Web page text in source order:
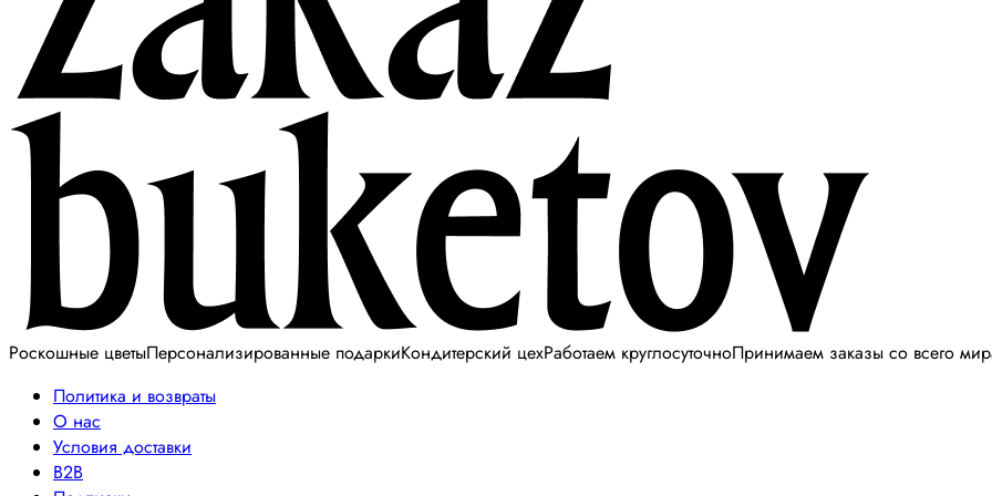
Роскошные цветыПерсонализированные подаркиКондитерский цехРаботаем круглосуточноПринимаем заказы со всего
Политика и возвраты
О нас
Условия доставки
B2B